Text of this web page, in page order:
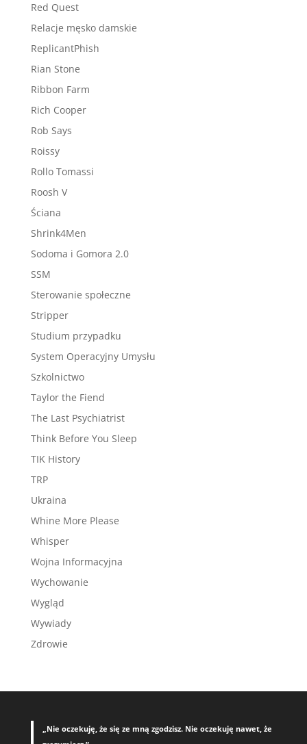
Red Quest
Relacje męsko damskie
ReplicantPhish
Rian Stone
Ribbon Farm
Rich Cooper
Rob Says
Roissy
Rollo Tomassi
Roosh V
Ściana
Shrink4Men
Sodoma i Gomora 2.0
SSM
Sterowanie społeczne
Stripper
Studium przypadku
System Operacyjny Umysłu
Szkolnictwo
Taylor the Fiend
The Last Psychiatrist
Think Before You Sleep
TIK History
TRP
Ukraina
Whine More Please
Whisper
Wojna Informacyjna
Wychowanie
Wygląd
Wywiady
Zdrowie
„Nie oczekuję, że się ze mną zgodzisz. Nie oczekuję nawet, że